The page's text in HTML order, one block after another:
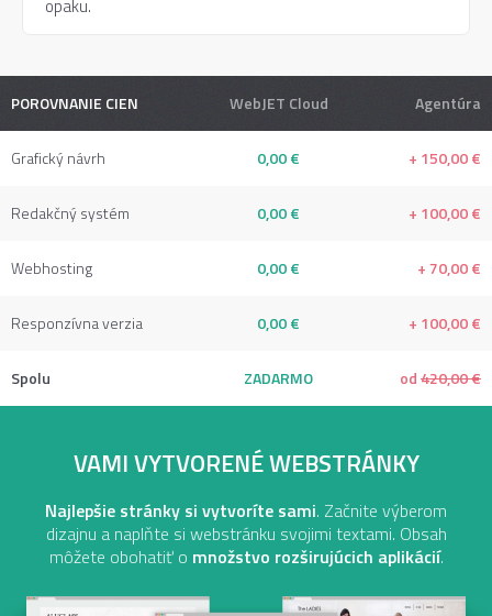
opaku.
POROVNANIE CIEN WebJET Cloud Agentúra
Grafický návrh 0,00 € + 150,00 €
Redakčný systém 0,00 € + 100,00 €
Webhosting 0,00 € + 70,00 €
Responzívna verzia 0,00 € + 100,00 €
Spolu ZADARMO od420,00 €
VAMI VYTVORENÉ WEBSTRÁNKY
Najlepšie stránky si vytvoríte sami. Začnite výberom
dizajnu a naplňte si webstránku svojimi textami. Obsah
môžete obohatiť o množstvo rozširujúcich aplikácií.